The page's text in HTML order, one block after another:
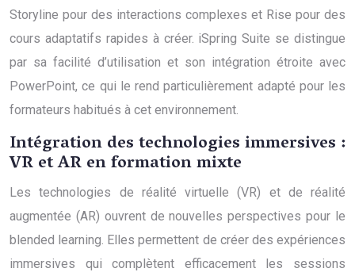
Storyline pour des interactions complexes et Rise pour des
cours adaptatifs rapides à créer. iSpring Suite se distingue
par sa facilité d’utilisation et son intégration étroite avec
PowerPoint, ce qui le rend particulièrement adapté pour les
formateurs habitués à cet environnement.
Intégration des technologies immersives :
VR et AR en formation mixte
Les technologies de réalité virtuelle (VR) et de réalité
augmentée (AR) ouvrent de nouvelles perspectives pour le
blended learning. Elles permettent de créer des expériences
immersives qui complètent efficacement les sessions